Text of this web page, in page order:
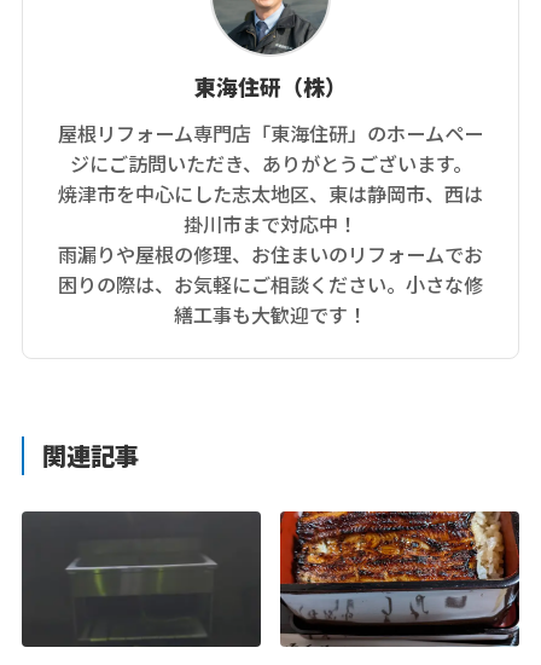
東海住研（株）
屋根リフォーム専門店「東海住研」のホームペー
ジにご訪問いただき、ありがとうございます。
焼津市を中心にした志太地区、東は静岡市、西は
掛川市まで対応中！
雨漏りや屋根の修理、お住まいのリフォームでお
困りの際は、お気軽にご相談ください。小さな修
繕工事も大歓迎です！
関連記事